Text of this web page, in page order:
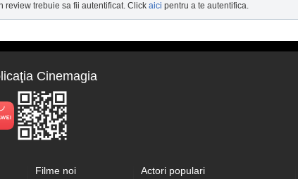
review trebuie sa fii autentificat. Click aici pentru a te autentifica.
Cinemagia
Filme noi Actori populari